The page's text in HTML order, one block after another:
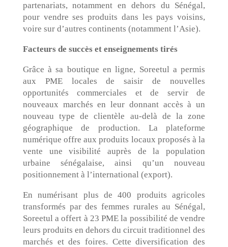
partenariats, notamment en dehors du Sénégal,
pour vendre ses produits dans les pays voisins,
voire sur d’autres continents (notamment l’Asie).
Facteurs de succès et enseignements tirés
Grâce à sa boutique en ligne, Soreetul a permis
aux PME locales de saisir de nouvelles
opportunités commerciales et de servir de
nouveaux marchés en leur donnant accès à un
nouveau type de clientèle au-delà de la zone
géographique de production. La plateforme
numérique offre aux produits locaux proposés à la
vente une visibilité auprès de la population
urbaine sénégalaise, ainsi qu’un nouveau
positionnement à l’international (export).
En numérisant plus de 400 produits agricoles
transformés par des femmes rurales au Sénégal,
Soreetul a offert à 23 PME la possibilité de vendre
leurs produits en dehors du circuit traditionnel des
marchés et des foires. Cette diversification des